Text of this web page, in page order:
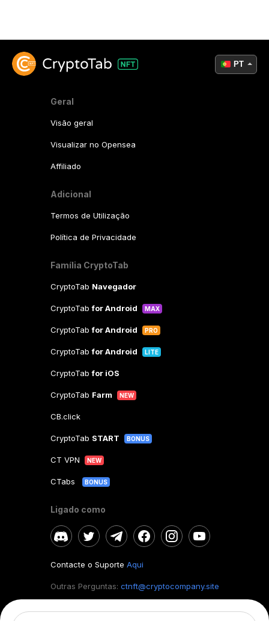
Geral
Visão geral
Visualizar no Opensea
Affiliado
Adicional
Termos de Utilização
Política de Privacidade
Família CryptoTab
CryptoTab Navegador
CryptoTabfor Android MAX
CryptoTabfor Android PRO
CryptoTabfor Android LITE
CryptoTabfor iOS
CryptoTab Farm NEW
CB.click
CryptoTab START BONUS
CT VPN NEW
CTabs BONUS
Ligado como
Contacte o Suporte Aqui
Outras Perguntas: ctnft@cryptocompany.site
PT